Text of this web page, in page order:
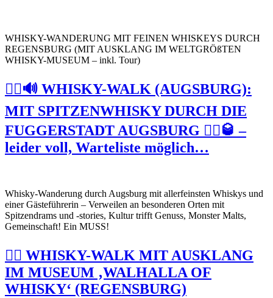
WHISKY-WANDERUNG MIT FEINEN WHISKEYS DURCH
REGENSBURG (MIT AUSKLANG IM WELTGRÖßTEN
WHISKY-MUSEUM – inkl. Tour)
🚶‍♀️🔊 WHISKY-WALK (AUGSBURG):
MIT SPITZENWHISKY DURCH DIE
FUGGERSTADT AUGSBURG 🚶‍♂️🥃 –
leider voll, Warteliste möglich…
Whisky-Wanderung durch Augsburg mit allerfeinsten Whiskys und
einer Gästeführerin – Verweilen an besonderen Orten mit
Spitzendrams und -stories, Kultur trifft Genuss, Monster Malts,
Gemeinschaft! Ein MUSS!
🚶‍♂️ WHISKY-WALK MIT AUSKLANG
IM MUSEUM ‚WALHALLA OF
WHISKY‘ (REGENSBURG)